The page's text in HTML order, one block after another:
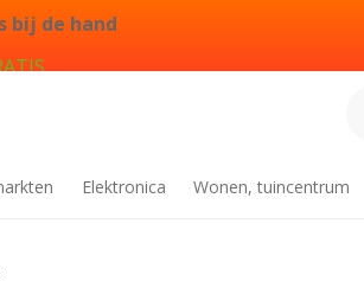
bij de hand
Elektronica Wonen, tuincentrum